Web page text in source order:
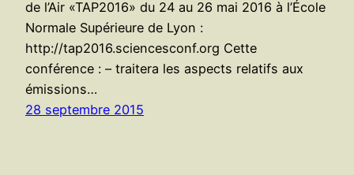
de l’Air «TAP2016» du 24 au 26 mai 2016 à l’École
Normale Supérieure de Lyon :
http://tap2016.sciencesconf.org Cette
conférence : – traitera les aspects relatifs aux
émissions…
28 septembre 2015